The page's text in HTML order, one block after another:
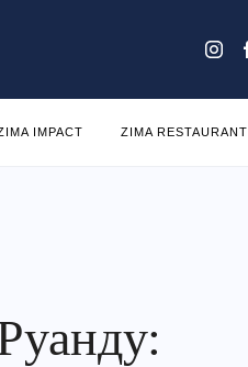
IMPACT ZIMA RESTAURANT